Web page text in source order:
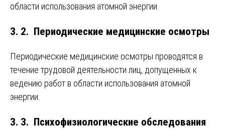
области использования атомной энергии.
3. 2. Периодические медицинские осмотры
Периодические медицинские осмотры проводятся в
течение трудовой деятельности лиц, допущенных к
ведению работ в области использования атомной
энергии.
3. 3. Психофизиологические обследования